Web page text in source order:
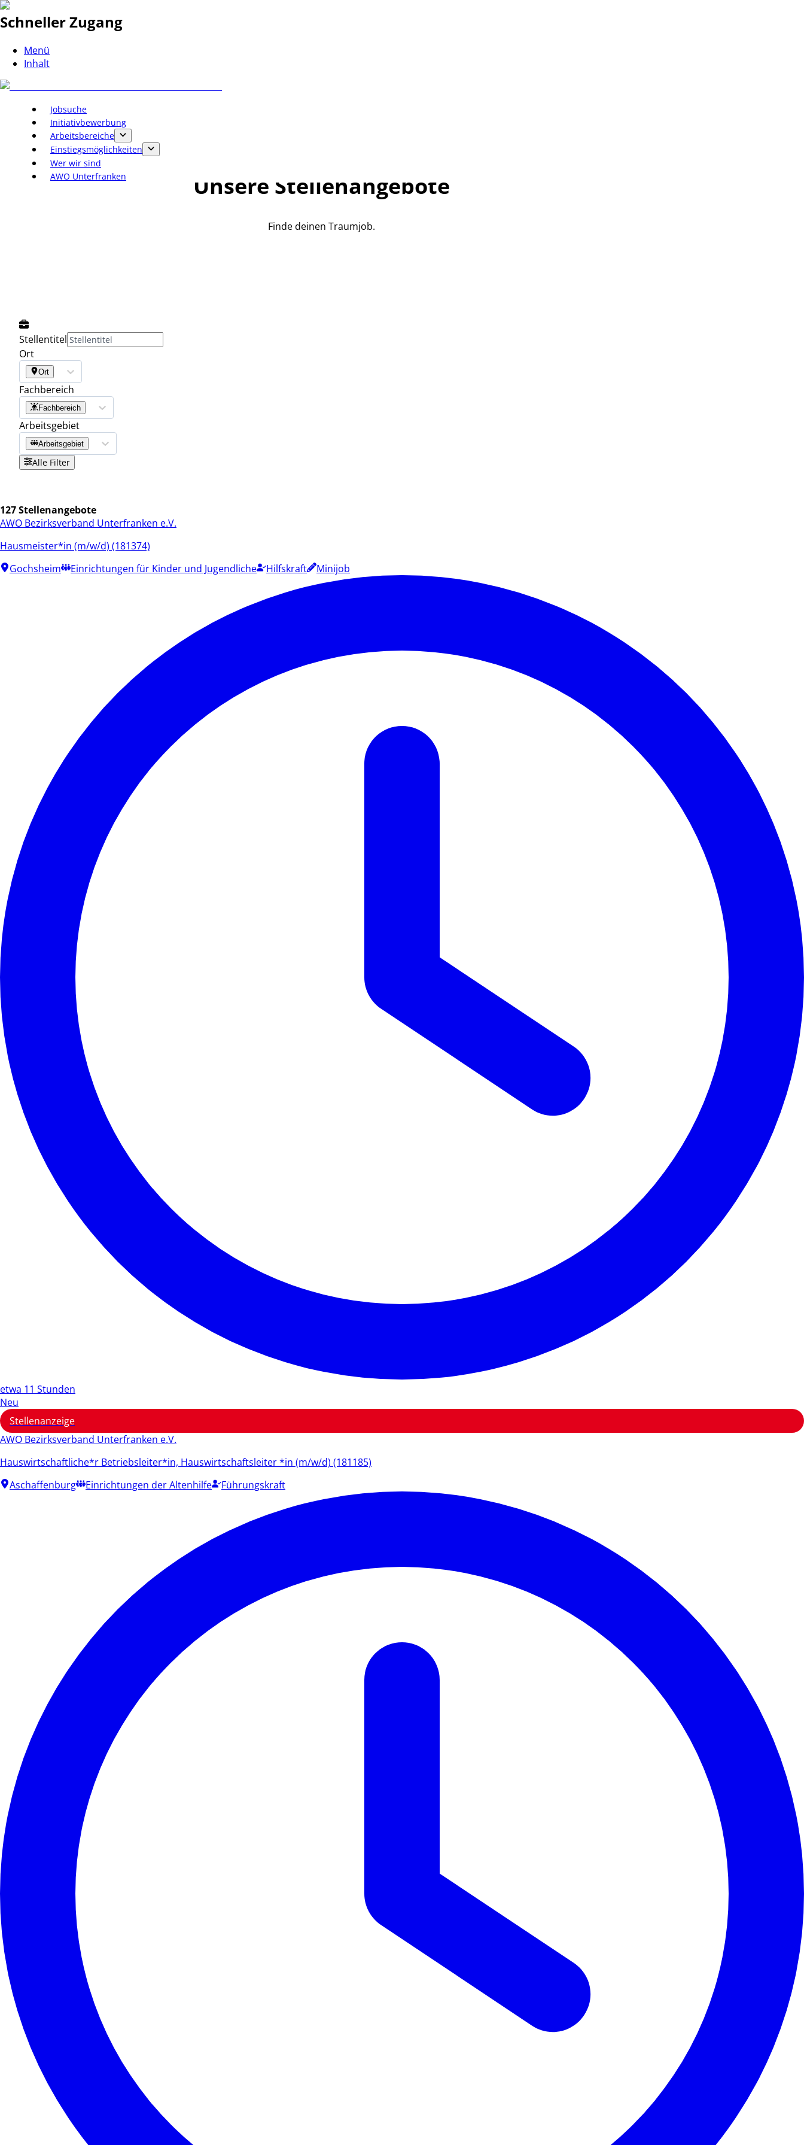
Schneller Zugang
Menü
Inhalt
Jobsuche
Initiativbewerbung
Arbeitsbereiche
Einstiegsmöglichkeiten
Wer wir sind
AWO Unterfranken
Unsere Stellenangebote
Finde deinen Traumjob.
Stellentitel
Ort
Ort
Fachbereich
Fachbereich
Arbeitsgebiet
Arbeitsgebiet
Alle Filter
127 Stellenangebote
AWO Bezirksverband Unterfranken e.V.
Hausmeister*in (m/w/d) (181374)
Gochsheim
Einrichtungen für Kinder und Jugendliche Hilfskraft Minijob
etwa 11 Stunden
Neu
Stellenanzeige
AWO Bezirksverband Unterfranken e.V.
Hauswirtschaftliche*r Betriebsleiter*in, Hauswirtschaftsleiter *in (m/w/d) (181185)
Aschaffenburg
Einrichtungen der Altenhilfe Führungskraft